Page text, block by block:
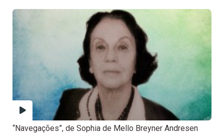
“Navegações”, de Sophia de Mello Breyner Andresen